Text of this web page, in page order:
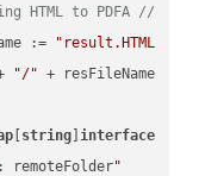
// Converting HTML to PDFA
:=
"result.HTML"
"/"
[ string] interface
"folder"